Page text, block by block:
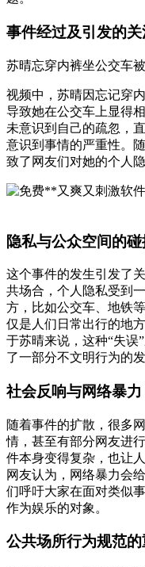
事件经过及引发的关
苏晴忘穿内裤坐公交车
视频中，苏晴因忘记穿
导致她在公交车上显得
未意识到自己的疏忽，
意识到事情的严重性。
致了网友们对她的个人
隐私与公众空间的碰
这个事件的发生引发了
共场合，个人隐私受到
方，比如公交车、地铁
仅是人们日常出行的地
于苏晴来说，这种“失误
了一部分不文明行为的发
社会反响与网络暴力
随着事件的扩散，很多
情，甚至有部分网友进
件本身变得复杂，也让
网友认为，网络暴力会
们呼吁大家在面对类似
作为娱乐的对象。
公共场所行为规范